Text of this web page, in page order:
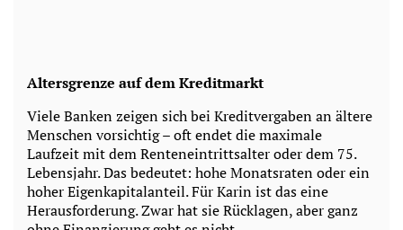
Altersgrenze auf dem Kreditmarkt
Viele Banken zeigen sich bei Kreditvergaben an ältere
Menschen vorsichtig – oft endet die maximale
Laufzeit mit dem Renteneintrittsalter oder dem 75.
Lebensjahr. Das bedeutet: hohe Monatsraten oder ein
hoher Eigenkapitalanteil. Für Karin ist das eine
Herausforderung. Zwar hat sie Rücklagen, aber ganz